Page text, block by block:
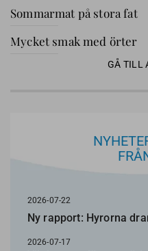
Sommarmat på stora fat
Mycket smak med örter
GÅ TILL
2026-07-22
Ny rapport: Hyrorna
2026-07-17